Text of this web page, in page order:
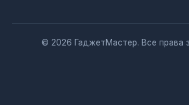
© 2026 ГаджетМастер. Все права